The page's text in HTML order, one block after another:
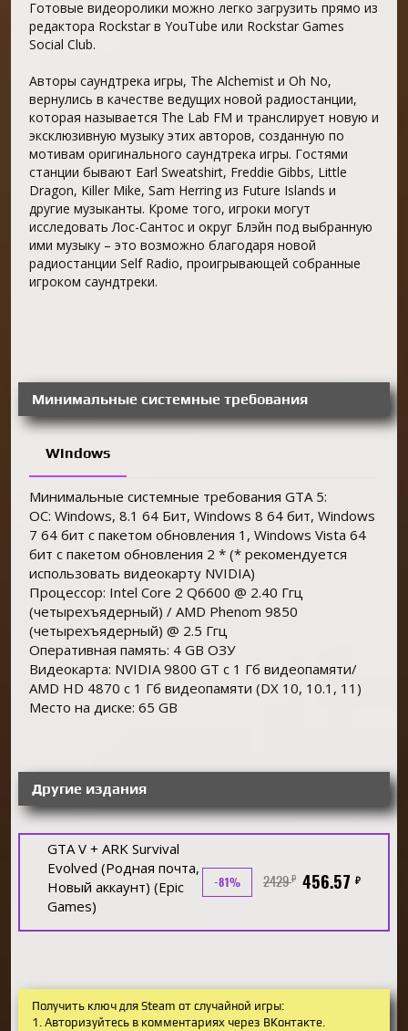
Готовые видеоролики можно легко загрузить прямо из
редактора Rockstar в YouTube или Rockstar Games
Social Club.
Авторы саундтрека игры, The Alchemist и Oh No,
вернулись в качестве ведущих новой радиостанции,
которая называется The Lab FM и транслирует новую и
эксклюзивную музыку этих авторов, созданную по
мотивам оригинального саундтрека игры. Гостями
станции бывают Earl Sweatshirt, Freddie Gibbs, Little
Dragon, Killer Mike, Sam Herring из Future Islands и
другие музыканты. Кроме того, игроки могут
исследовать Лос-Сантос и округ Блэйн под выбранную
ими музыку – это возможно благодаря новой
радиостанции Self Radio, проигрывающей собранные
игроком саундтреки.
Минимальные системные требования
Windows
Минимальные системные требования GTA 5:
ОС: Windows, 8.1 64 Бит, Windows 8 64 бит, Windows
7 64 бит с пакетом обновления 1, Windows Vista 64
бит с пакетом обновления 2 * (* рекомендуется
использовать видеокарту NVIDIA)
Процессор: Intel Core 2 Q6600 @ 2.40 Ггц
(четырехъядерный) / AMD Phenom 9850
(четырехъядерный) @ 2.5 Ггц
Оперативная память: 4 GB ОЗУ
Видеокарта: NVIDIA 9800 GT c 1 Гб видеопамяти/
AMD HD 4870 с 1 Гб видеопамяти (DX 10, 10.1, 11)
Место на диске: 65 GB
Другие издания
GTA V + ARK Survival
Evolved (Родная почта,
Новый аккаунт) (Epic
Games)
-81% 2429₽ 456.57 ₽
Получить ключ для Steam от случайной игры:
1. Авторизуйтесь в комментариях через ВКонтакте.